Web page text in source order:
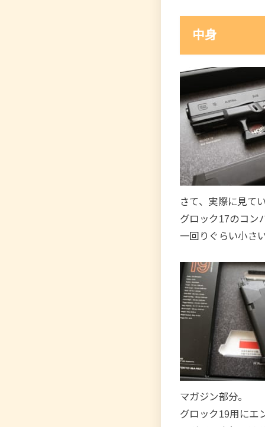
中身
さて、実際に見て
グロック17のコン
一回りぐらい小さ
マガジン部分。
グロック19用にエ